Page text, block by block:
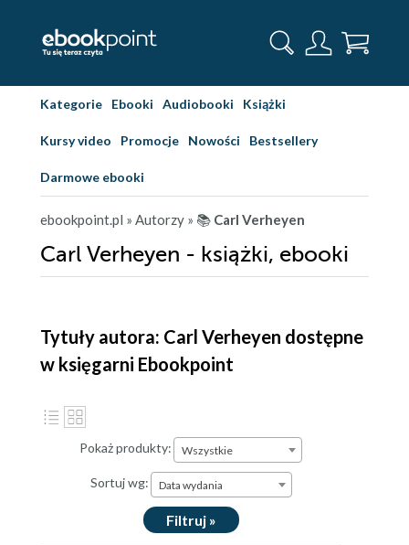
Kategorie Ebooki Audiobooki Książki
Kursy video Promocje Nowości Bestsellery
Darmowe ebooki
ebookpoint.pl » Autorzy » 📚 Carl Verheyen
Carl Verheyen - książki, ebooki
Tytuły autora: Carl Verheyen dostępne
w księgarni Ebookpoint
Pokaż produkty: Wszystkie
Sortuj wg: Data wydania
Filtruj »